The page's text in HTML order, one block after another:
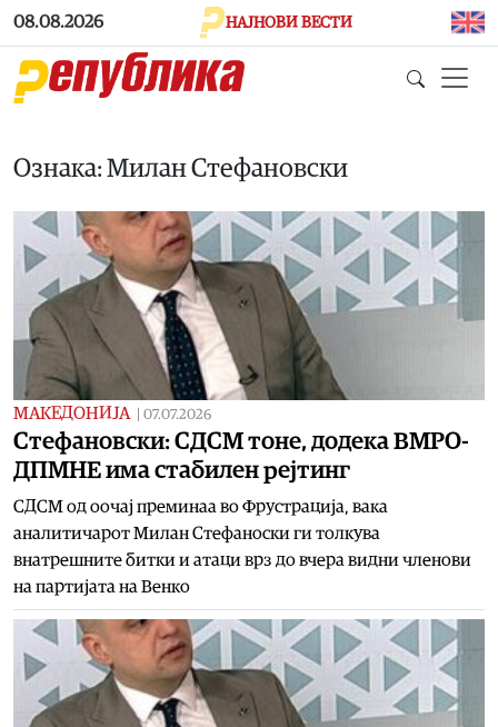
Skip to main content
08.08.2026 НАЈНОВИ ВЕСТИ
Ознака: Милан Стефановски
МАКЕДОНИЈА 07.07.2026
Стефановски: СДСМ тоне, додека ВМРО-
ДПМНЕ има стабилен рејтинг
СДСМ од оочај преминаа во Фрустрација, вака
аналитичарот Милан Стефаноски ги толкува
внатрешните битки и атаци врз до вчера видни членови
на партијата на Венко